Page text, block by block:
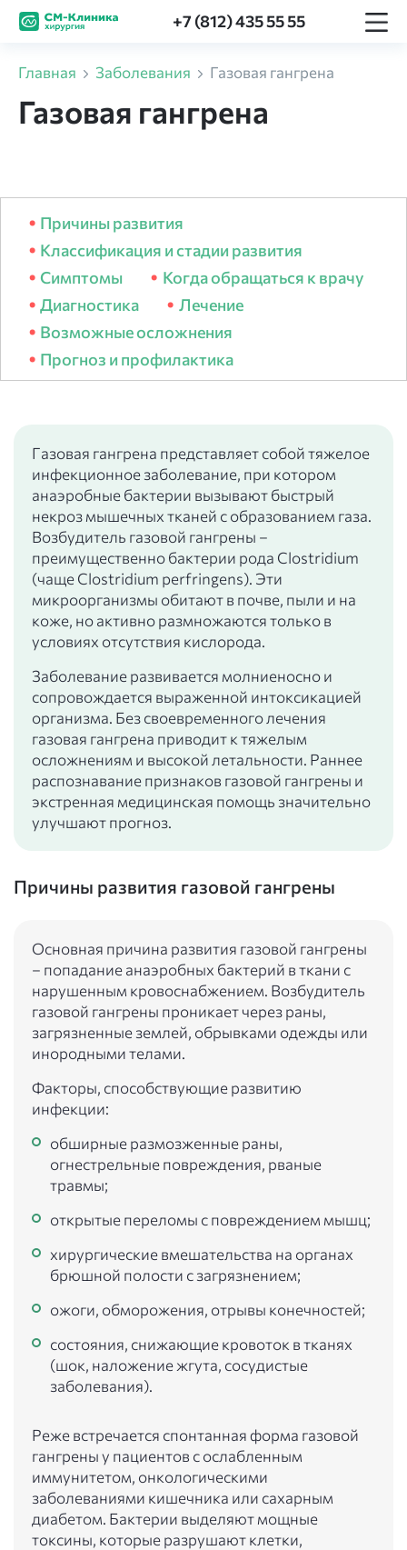
+7 (812) 435 55 55
Главная Заболевания Газовая гангрена
Газовая гангрена
Причины развития
Классификация и стадии развития
Симптомы
Когда обращаться к врачу
Диагностика
Лечение
Возможные осложнения
Прогноз и профилактика
Газовая гангрена представляет собой тяжелое
инфекционное заболевание, при котором
анаэробные бактерии вызывают быстрый
некроз мышечных тканей с образованием газа.
Возбудитель газовой гангрены –
преимущественно бактерии рода Clostridium
(чаще Clostridium perfringens). Эти
микроорганизмы обитают в почве, пыли и на
коже, но активно размножаются только в
условиях отсутствия кислорода.
Заболевание развивается молниеносно и
сопровождается выраженной интоксикацией
организма. Без своевременного лечения
газовая гангрена приводит к тяжелым
осложнениям и высокой летальности. Раннее
распознавание признаков газовой гангрены и
экстренная медицинская помощь значительно
улучшают прогноз.
Причины развития газовой гангрены
Основная причина развития газовой гангрены
– попадание анаэробных бактерий в ткани с
нарушенным кровоснабжением. Возбудитель
газовой гангрены проникает через раны,
загрязненные землей, обрывками одежды или
инородными телами.
Факторы, способствующие развитию
инфекции:
обширные размозженные раны,
огнестрельные повреждения, рваные
травмы;
открытые переломы с повреждением мышц;
хирургические вмешательства на органах
брюшной полости с загрязнением;
ожоги, обморожения, отрывы конечностей;
состояния, снижающие кровоток в тканях
(шок, наложение жгута, сосудистые
заболевания).
Реже встречается спонтанная форма газовой
гангрены у пациентов с ослабленным
иммунитетом, онкологическими
заболеваниями кишечника или сахарным
диабетом. Бактерии выделяют мощные
токсины, которые разрушают клетки,